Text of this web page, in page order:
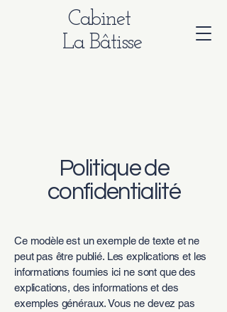
Cabinet
La Bâtisse
Politique de
confidentialité
Ce modèle est un exemple de texte et ne
peut pas être publié. Les explications et les
informations fournies ici ne sont que des
explications, des informations et des
exemples généraux. Vous ne devez pas